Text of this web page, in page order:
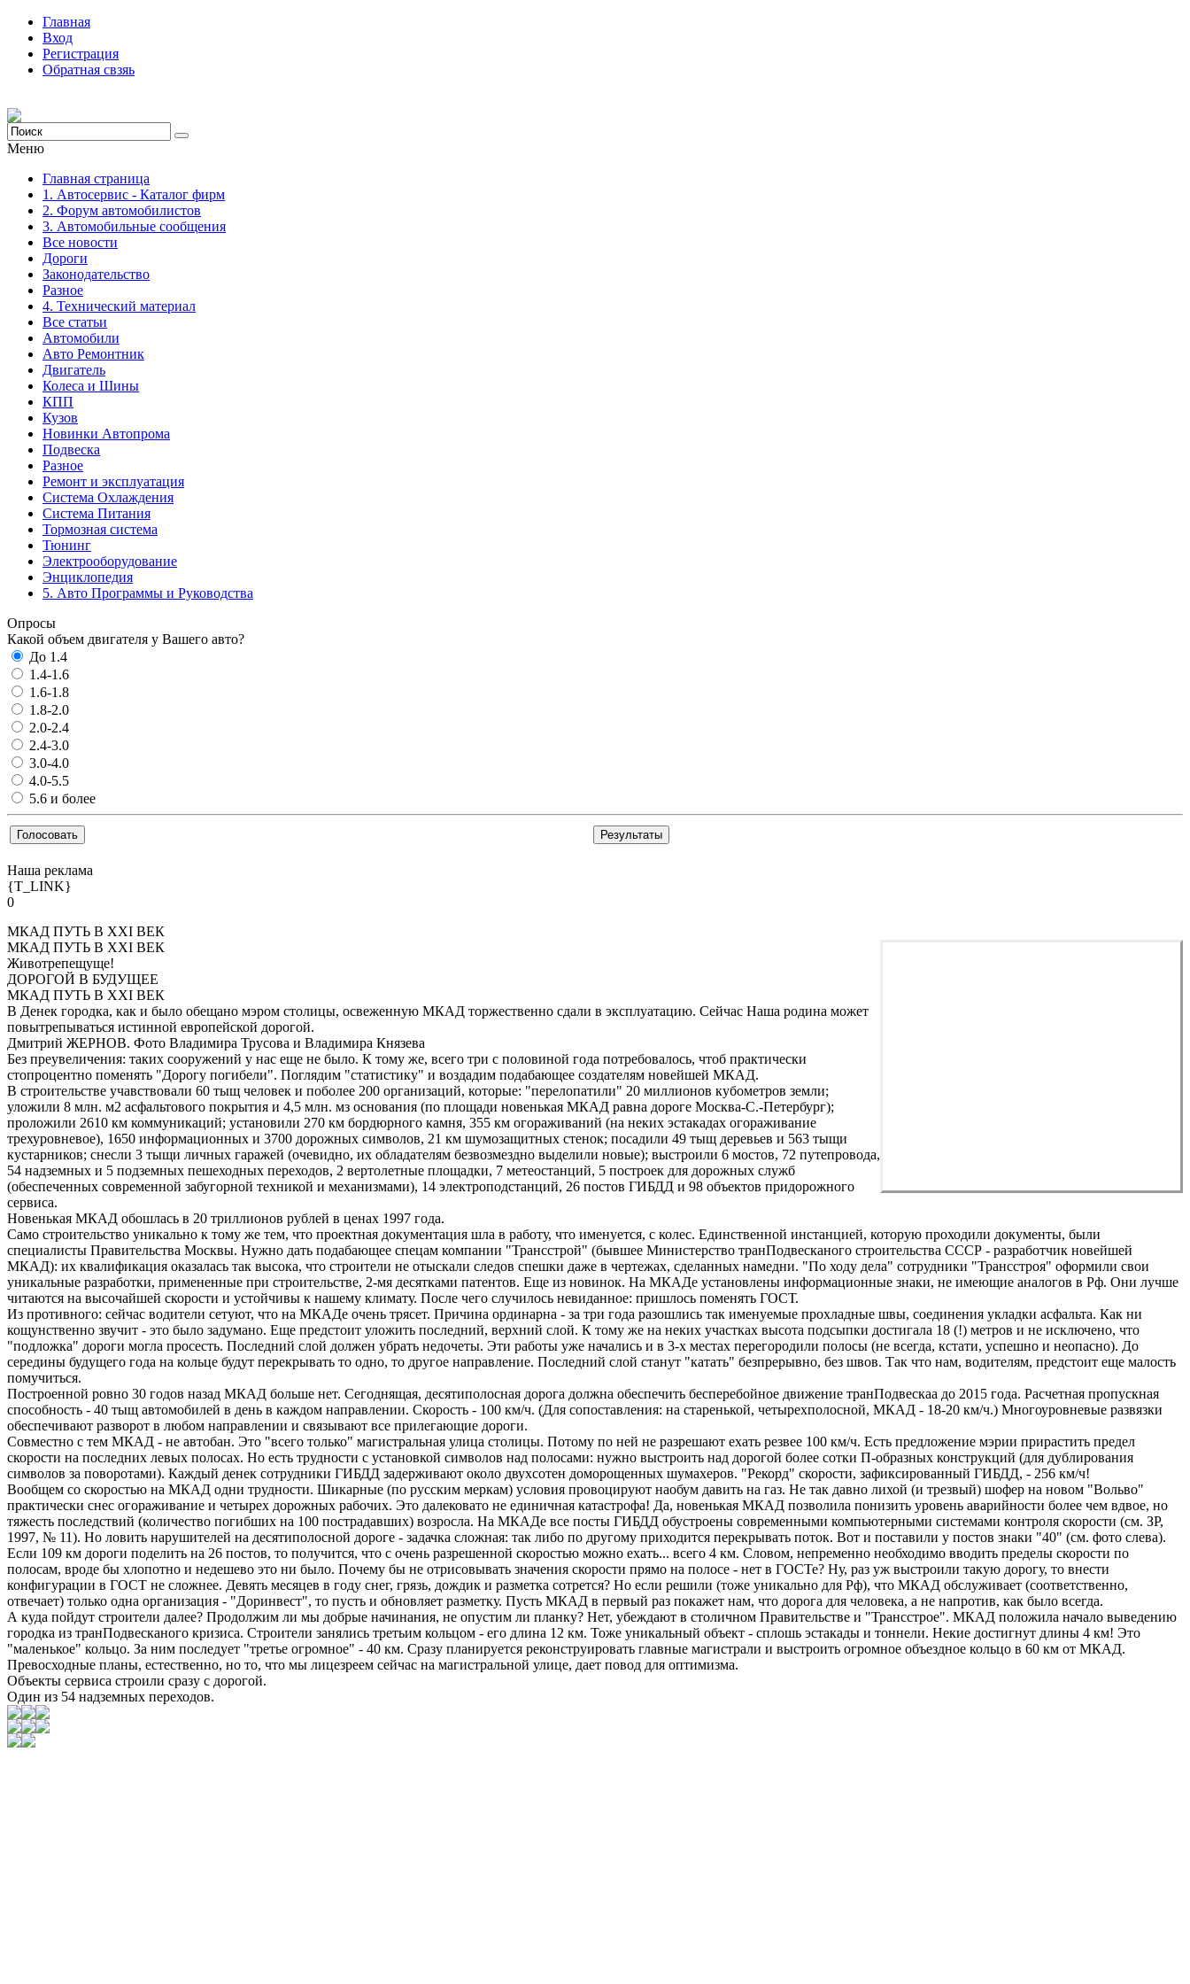
Главная
Вход
Регистрация
Обратная свзяь
Меню
Главная страница
1. Автосервис - Каталог фирм
2. Форум автомобилистов
3. Автомобильные сообщения
Все новости
Дороги
Законодательство
Разное
4. Технический материал
Все статьи
Автомобили
Авто Ремонтник
Двигатель
Колеса и Шины
КПП
Кузов
Новинки Автопрома
Подвеска
Разное
Ремонт и эксплуатация
Система Охлаждения
Система Питания
Тормозная система
Тюнинг
Электрооборудование
Энциклопедия
5. Авто Программы и Руководства
Опросы
Какой объем двигателя у Вашего авто?
До 1.4
1.4-1.6
1.6-1.8
1.8-2.0
2.0-2.4
2.4-3.0
3.0-4.0
4.0-5.5
5.6 и более
Наша реклама
{T_LINK}
0
МКАД ПУТЬ В XXI ВЕК
МКАД ПУТЬ В XXI ВЕК
Животрепещуще!
ДОРОГОЙ В БУДУЩЕЕ
МКАД ПУТЬ В XXI ВЕК
В Денек городка, как и было обещано мэром столицы, освеженную МКАД торжественно сдали в эксплуатацию. Сейчас Наша родина может
повытрепываться истинной европейской дорогой.
Дмитрий ЖЕРНОВ. Фото Владимира Трусова и Владимира Князева
Без преувеличения: таких сооружений у нас еще не было. К тому же, всего три с половиной года потребовалось, чтоб практически
стопроцентно поменять "Дорогу погибели". Поглядим "статистику" и воздадим подабающее создателям новейшей МКАД.
В строительстве учавствовали 60 тыщ человек и поболее 200 организаций, которые: "перелопатили" 20 миллионов кубометров земли;
уложили 8 млн. м2 асфальтового покрытия и 4,5 млн. мз основания (по площади новенькая МКАД равна дороге Москва-С.-Петербург);
проложили 2610 км коммуникаций; установили 270 км бордюрного камня, 355 км огораживаний (на неких эстакадах огораживание
трехуровневое), 1650 информационных и 3700 дорожных символов, 21 км шумозащитных стенок; посадили 49 тыщ деревьев и 563 тыщи
кустарников; снесли 3 тыщи личных гаражей (очевидно, их обладателям безвозмездно выделили новые); выстроили 6 мостов, 72 путепровода,
54 надземных и 5 подземных пешеходных переходов, 2 вертолетные площадки, 7 метеостанций, 5 построек для дорожных служб
(обеспеченных современной забугорной техникой и механизмами), 14 электроподстанций, 26 постов ГИБДД и 98 объектов придорожного
сервиса.
Новенькая МКАД обошлась в 20 триллионов рублей в ценах 1997 года.
Само строительство уникально к тому же тем, что проектная документация шла в работу, что именуется, с колес. Единственной инстанцией, которую проходили документы, были
специалисты Правительства Москвы. Нужно дать подабающее спецам компании "Трансстрой" (бывшее Министерство транПодвесканого строительства СССР - разработчик новейшей
МКАД): их квалификация оказалась так высока, что строители не отыскали следов спешки даже в чертежах, сделанных намедни. "По ходу дела" сотрудники "Трансстроя" оформили свои
уникальные разработки, примененные при строительстве, 2-мя десятками патентов. Еще из новинок. На МКАДе установлены информационные знаки, не имеющие аналогов в Рф. Они лучше
читаются на высочайшей скорости и устойчивы к нашему климату. После чего случилось невиданное: пришлось поменять ГОСТ.
Из противного: сейчас водители сетуют, что на МКАДе очень трясет. Причина ординарна - за три года разошлись так именуемые прохладные швы, соединения укладки асфальта. Как ни
кощунственно звучит - это было задумано. Еще предстоит уложить последний, верхний слой. К тому же на неких участках высота подсыпки достигала 18 (!) метров и не исключено, что
"подложка" дороги могла просесть. Последний слой должен убрать недочеты. Эти работы уже начались и в 3-х местах перегородили полосы (не всегда, кстати, успешно и неопасно). До
середины будущего года на кольце будут перекрывать то одно, то другое направление. Последний слой станут "катать" безпрерывно, без швов. Так что нам, водителям, предстоит еще малость
помучиться.
Построенной ровно 30 годов назад МКАД больше нет. Сегоднящая, десятиполосная дорога должна обеспечить бесперебойное движение транПодвескаа до 2015 года. Расчетная пропускная
способность - 40 тыщ автомобилей в день в каждом направлении. Скорость - 100 км/ч. (Для сопоставления: на старенькой, четырехполосной, МКАД - 18-20 км/ч.) Многоуровневые развязки
обеспечивают разворот в любом направлении и связывают все прилегающие дороги.
Совместно с тем МКАД - не автобан. Это "всего только" магистральная улица столицы. Потому по ней не разрешают ехать резвее 100 км/ч. Есть предложение мэрии прирастить предел
скорости на последних левых полосах. Но есть трудности с установкой символов над полосами: нужно выстроить над дорогой более сотки П-образных конструкций (для дублирования
символов за поворотами). Каждый денек сотрудники ГИБДД задерживают около двухсотен доморощенных шумахеров. "Рекорд" скорости, зафиксированный ГИБДД, - 256 км/ч!
Вообщем со скоростью на МКАД одни трудности. Шикарные (по русским меркам) условия провоцируют наобум давить на газ. Не так давно лихой (и трезвый) шофер на новом "Вольво"
практически снес огораживание и четырех дорожных рабочих. Это далековато не единичная катастрофа! Да, новенькая МКАД позволила понизить уровень аварийности более чем вдвое, но
тяжесть последствий (количество погибших на 100 пострадавших) возросла. На МКАДе все посты ГИБДД обустроены современными компьютерными системами контроля скорости (см. ЗР,
1997, № 11). Но ловить нарушителей на десятиполосной дороге - задачка сложная: так либо по другому приходится перекрывать поток. Вот и поставили у постов знаки "40" (см. фото слева).
Если 109 км дороги поделить на 26 постов, то получится, что с очень разрешенной скоростью можно ехать... всего 4 км. Словом, непременно необходимо вводить пределы скорости по
полосам, вроде бы хлопотно и недешево это ни было. Почему бы не отрисовывать значения скорости прямо на полосе - нет в ГОСТе? Ну, раз уж выстроили такую дорогу, то внести
конфигурации в ГОСТ не сложнее. Девять месяцев в году снег, грязь, дождик и разметка сотрется? Но если решили (тоже уникально для Рф), что МКАД обслуживает (соответственно,
отвечает) только одна организация - "Доринвест", то пусть и обновляет разметку. Пусть МКАД в первый раз покажет нам, что дорога для человека, а не напротив, как было всегда.
А куда пойдут строители далее? Продолжим ли мы добрые начинания, не опустим ли планку? Нет, убеждают в столичном Правительстве и "Трансстрое". МКАД положила начало выведению
городка из транПодвесканого кризиса. Строители занялись третьим кольцом - его длина 12 км. Тоже уникальный объект - сплошь эстакады и тоннели. Некие достигнут длины 4 км! Это
"маленькое" кольцо. За ним последует "третье огромное" - 40 км. Сразу планируется реконструировать главные магистрали и выстроить огромное объездное кольцо в 60 км от МКАД.
Превосходные планы, естественно, но то, что мы лицезреем сейчас на магистральной улице, дает повод для оптимизма.
Объекты сервиса строили сразу с дорогой.
Один из 54 надземных переходов.